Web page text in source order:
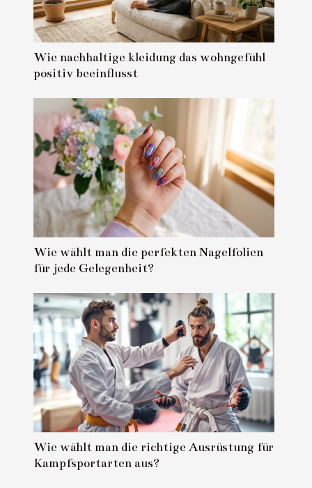
Wie nachhaltige kleidung das wohngefühl
positiv beeinflusst
Wie wählt man die perfekten Nagelfolien
für jede Gelegenheit?
Wie wählt man die richtige Ausrüstung für
Kampfsportarten aus?